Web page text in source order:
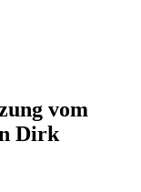
vom
Dirk